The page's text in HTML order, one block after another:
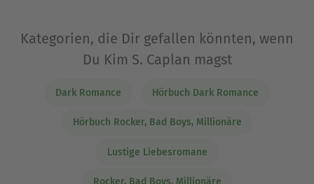
Kategorien, die Dir gefallen könnten, wenn
Du Kim S. Caplan magst
Dark Romance Hörbuch Dark Romance
Hörbuch Rocker, Bad Boys, Millionäre
Lustige Liebesromane